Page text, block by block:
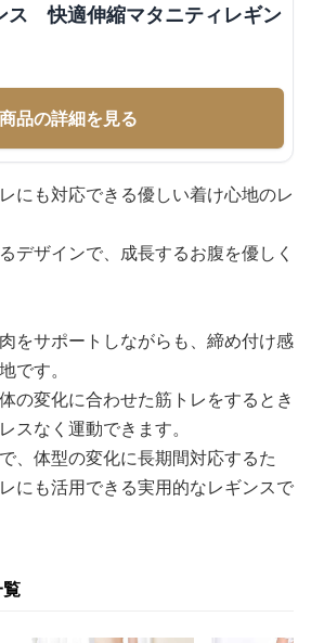
ス 快適伸縮マタニティレギン
商品の詳細を見る
にも対応できる優しい着け心地のレ
デザインで、成長するお腹を優しく
をサポートしながらも、締め付け感
です。
の変化に合わせた筋トレをするとき
スなく運動できます。
、体型の変化に長期間対応するた
にも活用できる実用的なレギンスで